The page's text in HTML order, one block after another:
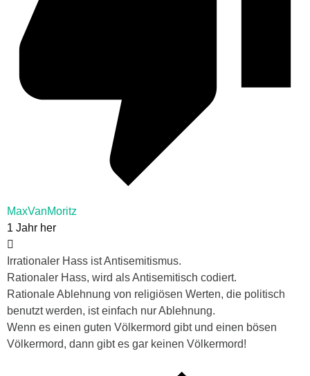
MaxVanMoritz
1 Jahr her
Irrationaler Hass ist Antisemitismus.
Rationaler Hass, wird als Antisemitisch codiert.
Rationale Ablehnung von religiösen Werten, die politisch
benutzt werden, ist einfach nur Ablehnung.
Wenn es einen guten Völkermord gibt und einen bösen
Völkermord, dann gibt es gar keinen Völkermord!